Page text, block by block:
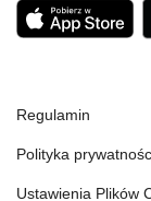
Regulamin
Polityka
Ustawienia Plików